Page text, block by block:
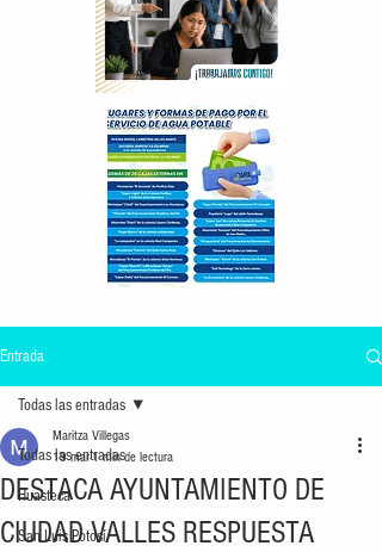
Entrada
Todas las entradas
Huasteca
San Luis Potosí
Todas las entradas
DESTACA AYUNTAMIENTO DE
CIUDAD VALLES RESPUESTA
Maritza Villegas
19 mar1 min de lectura